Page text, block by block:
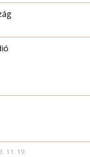
11. 19.